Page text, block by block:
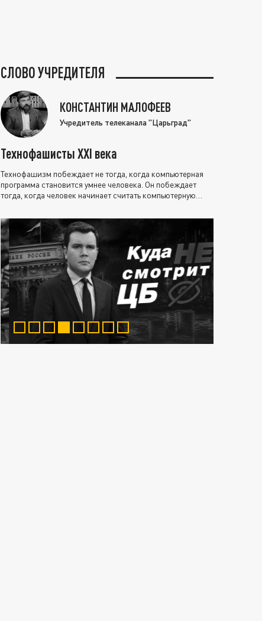
СЛОВО УЧРЕДИТЕЛЯ
КОНСТАНТИН МАЛОФЕЕВ
Учредитель телеканала "Царьград"
Технофашисты XXI века
Технофашизм побеждает не тогда, когда компьютерная
программа становится умнее человека. Он побеждает
тогда, когда человек начинает считать компьютерную